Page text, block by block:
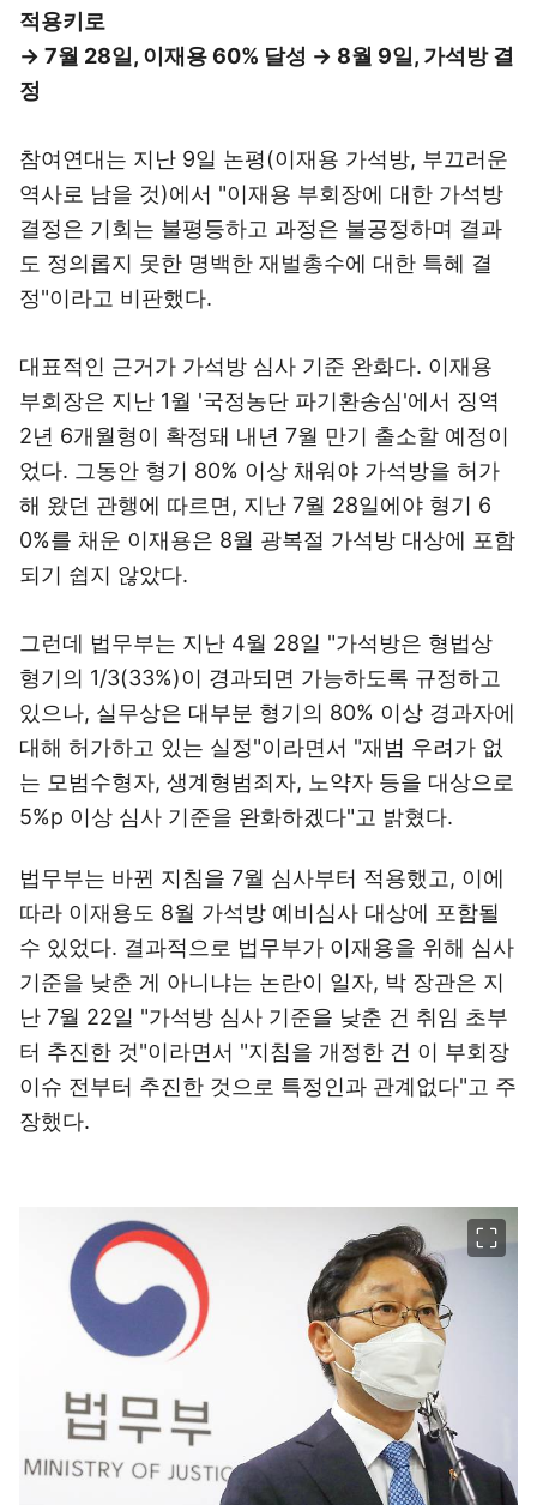
적용키로
→ 7월 28일, 이재용 60% 달성 → 8월 9일, 가석방 결
정
참여연대는 지난 9일 논평(이재용 가석방, 부끄러운
역사로 남을 것)에서 "이재용 부회장에 대한 가석방
결정은 기회는 불평등하고 과정은 불공정하며 결과
도 정의롭지 못한 명백한 재벌총수에 대한 특혜 결
정"이라고 비판했다.
대표적인 근거가 가석방 심사 기준 완화다. 이재용
부회장은 지난 1월 '국정농단 파기환송심'에서 징역
2년 6개월형이 확정돼 내년 7월 만기 출소할 예정이
었다. 그동안 형기 80% 이상 채워야 가석방을 허가
해 왔던 관행에 따르면, 지난 7월 28일에야 형기 6
0%를 채운 이재용은 8월 광복절 가석방 대상에 포함
되기 쉽지 않았다.
그런데 법무부는 지난 4월 28일 "가석방은 형법상
형기의 1/3(33%)이 경과되면 가능하도록 규정하고
있으나, 실무상은 대부분 형기의 80% 이상 경과자에
대해 허가하고 있는 실정"이라면서 "재범 우려가 없
는 모범수형자, 생계형범죄자, 노약자 등을 대상으로
5%p 이상 심사 기준을 완화하겠다"고 밝혔다.
법무부는 바뀐 지침을 7월 심사부터 적용했고, 이에
따라 이재용도 8월 가석방 예비심사 대상에 포함될
수 있었다. 결과적으로 법무부가 이재용을 위해 심사
기준을 낮춘 게 아니냐는 논란이 일자, 박 장관은 지
난 7월 22일 "가석방 심사 기준을 낮춘 건 취임 초부
터 추진한 것"이라면서 "지침을 개정한 건 이 부회장
이슈 전부터 추진한 것으로 특정인과 관계없다"고 주
장했다.